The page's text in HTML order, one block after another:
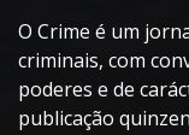
O Crime é um
criminais, com
poderes e de
publicação